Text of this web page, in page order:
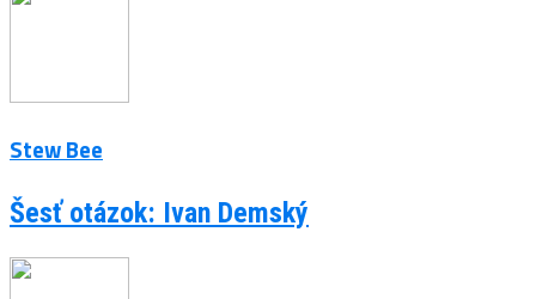
Stew Bee
Šesť otázok: Ivan Demský